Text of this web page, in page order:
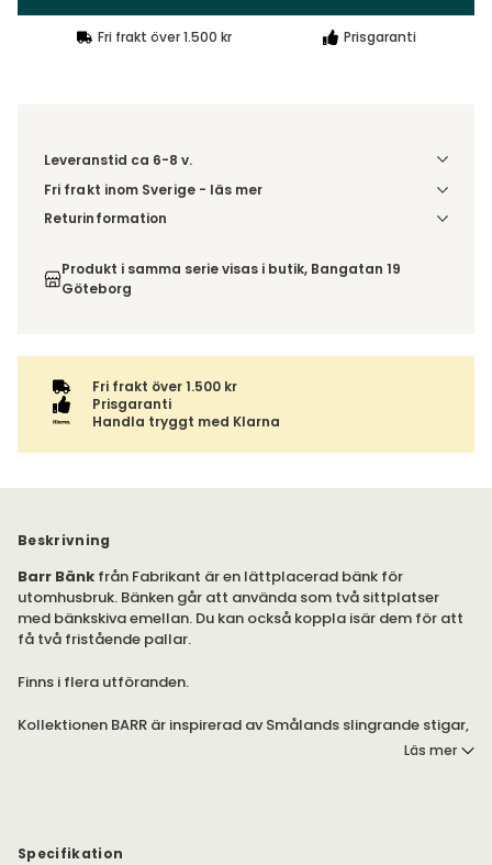
Fri frakt över 1.500 kr Prisgaranti
Leveranstid ca 6-8 v.
Fri frakt inom Sverige - läs mer
Denna vara skickas till din port/tomtgräns. Innan leverans
ordern tillsammans.
Returinformation
inte av ångerrätten.
Produkt i samma serie visas i butik, Bangatan 19
Göteborg
Fri frakt över 1.500 kr
Prisgaranti
Handla tryggt med Klarna
Beskrivning
Barr Bänk från Fabrikant är en lättplacerad bänk för
utomhusbruk. Bänken går att använda som två sittplatser
med bänkskiva emellan. Du kan också koppla isär dem för att
få två fristående pallar.
Finns i flera utföranden.
Kollektionen BARR är inspirerad av Smålands slingrande stigar,
stenmurar och ståtliga granskogar. Det enkla i granbarrets
flera steg.
Läs mer
Specifikation